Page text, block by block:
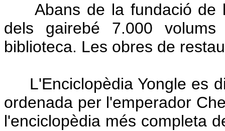
Abans de la fundació de
dels gairebé 7.000
biblioteca. Les obres de
L'Enciclopèdia Yongle es
ordenada per l'emperador
l'enciclopèdia més completa